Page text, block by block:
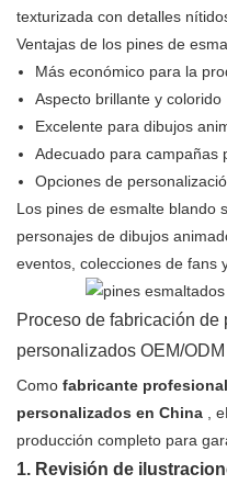
texturizada con detalles
Ventajas de los pines de
Más económico para la
Aspecto brillante y colorido
Excelente para dibujos
Adecuado para campañas
Opciones de
Los pines de esmalte blando
personajes de dibujos
eventos, colecciones de fans
Proceso de fabricación de
personalizados OEM/ODM
Como fabricante
personalizados en China ,
producción completo para
1. Revisión de